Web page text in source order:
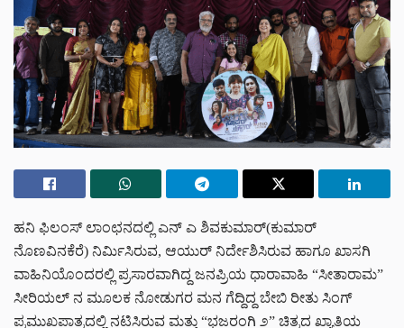
ಹನಿ ಫಿಲಂಸ್ ಲಾಂಛನದಲ್ಲಿ ಎನ್ ಎ ಶಿವಕುಮಾರ್(ಕುಮಾರ್
ನೊಣವಿನಕೆರೆ) ನಿರ್ಮಿಸಿರುವ, ಆಯುರ್ ನಿರ್ದೇಶಿಸಿರುವ ಹಾಗೂ ಖಾಸಗಿ
ವಾಹಿನಿಯೊಂದರಲ್ಲಿ ಪ್ರಸಾರವಾಗಿದ್ದ ಜನಪ್ರಿಯ ಧಾರಾವಾಹಿ “ಸೀತಾರಾಮ”
ಸೀರಿಯಲ್ ನ ಮೂಲಕ ನೋಡುಗರ ಮನ ಗೆದ್ದಿದ್ದ ಬೇಬಿ ರೀತು ಸಿಂಗ್
ಪ್ರಮುಖಪಾತ್ರದಲ್ಲಿ ನಟಿಸಿರುವ ಮತ್ತು “ಭಜರಂಗಿ ೨” ಚಿತ್ರದ ಖ್ಯಾತಿಯ